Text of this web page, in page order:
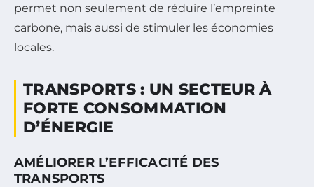
permet non seulement de réduire l’empreinte
carbone, mais aussi de stimuler les économies
locales.
TRANSPORTS : UN SECTEUR À
FORTE CONSOMMATION
D’ÉNERGIE
AMÉLIORER L’EFFICACITÉ DES
TRANSPORTS